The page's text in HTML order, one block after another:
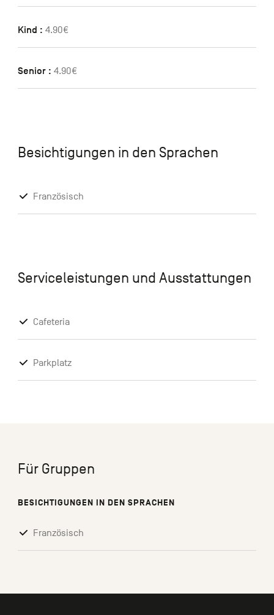
Kind : 4.90€
Senior : 4.90€
Besichtigungen in den Sprachen
Französisch
Serviceleistungen und Ausstattungen
Cafeteria
Parkplatz
Für Gruppen
BESICHTIGUNGEN IN DEN SPRACHEN
Französisch